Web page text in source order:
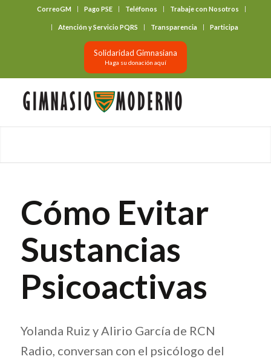
CorreoGM Pago PSE Teléfonos Trabaje con Nosotros
Atención y Servicio PQRS Transparencia Participa
Solidaridad Gimnasiana
Haga su donación aquí
Cómo Evitar
Sustancias
Psicoactivas
Yolanda Ruiz y Alirio García de RCN
Radio, conversan con el psicólogo del